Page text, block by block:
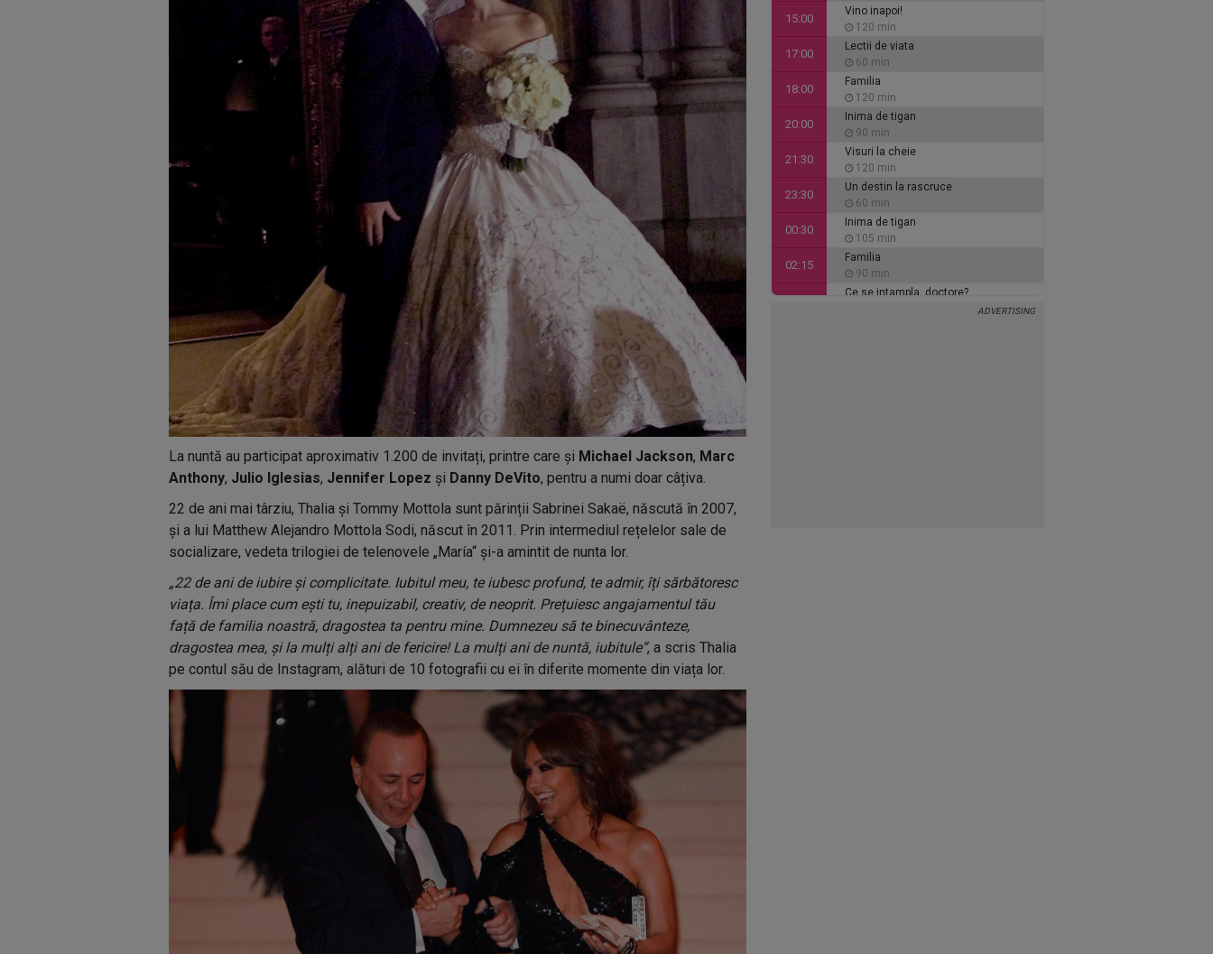
La nuntă au participat aproximativ 1.200 de invitați, printre care și Michael Jackson, Marc
Anthony, Julio Iglesias, Jennifer Lopez și Danny DeVito, pentru a numi doar câțiva.
22 de ani mai târziu, Thalia și Tommy Mottola sunt părinții Sabrinei Sakaë, născută în 2007,
și a lui Matthew Alejandro Mottola Sodi, născut în 2011. Prin intermediul rețelelor sale de
socializare, vedeta trilogiei de telenovele „María“ și-a amintit de nunta lor.
„22 de ani de iubire și complicitate. Iubitul meu, te iubesc profund, te admir, îți sărbătoresc
viața. Îmi place cum ești tu, inepuizabil, creativ, de neoprit. Prețuiesc angajamentul tău
față de familia noastră, dragostea ta pentru mine. Dumnezeu să te binecuvânteze,
dragostea mea, și la mulți alți ani de fericire! La mulți ani de nuntă, iubitule“, a scris Thalia
pe contul său de Instagram, alături de 10 fotografii cu ei în diferite momente din viața lor.
15:00
Vino inapoi!
120 min
17:00
Lectii de viata
60 min
18:00
Familia
120 min
20:00
Inima de tigan
90 min
21:30
Visuri la cheie
120 min
23:30
Un destin la rascruce
60 min
00:30
Inima de tigan
105 min
02:15
Familia
90 min
Ce se intampla, doctore?